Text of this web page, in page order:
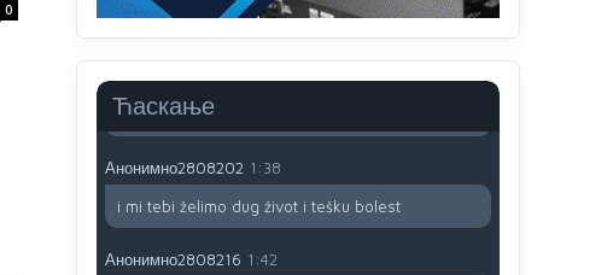
0
Ћаскање
Анонимно2806721 12:45
Sve i da se nekim čudom vojska Srbije "vrati" na
koga da brani? A imamo vojsku Kosova kojoj
želimo svako dobro i da se što bolje opreme
Анонимно2808202 1:38
i mi tebi želimo dug život i tešku bolest
Анонимно2808216 1:42